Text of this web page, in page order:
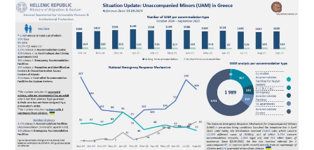
Unaccompanied
Minors
-
Data
September
2025